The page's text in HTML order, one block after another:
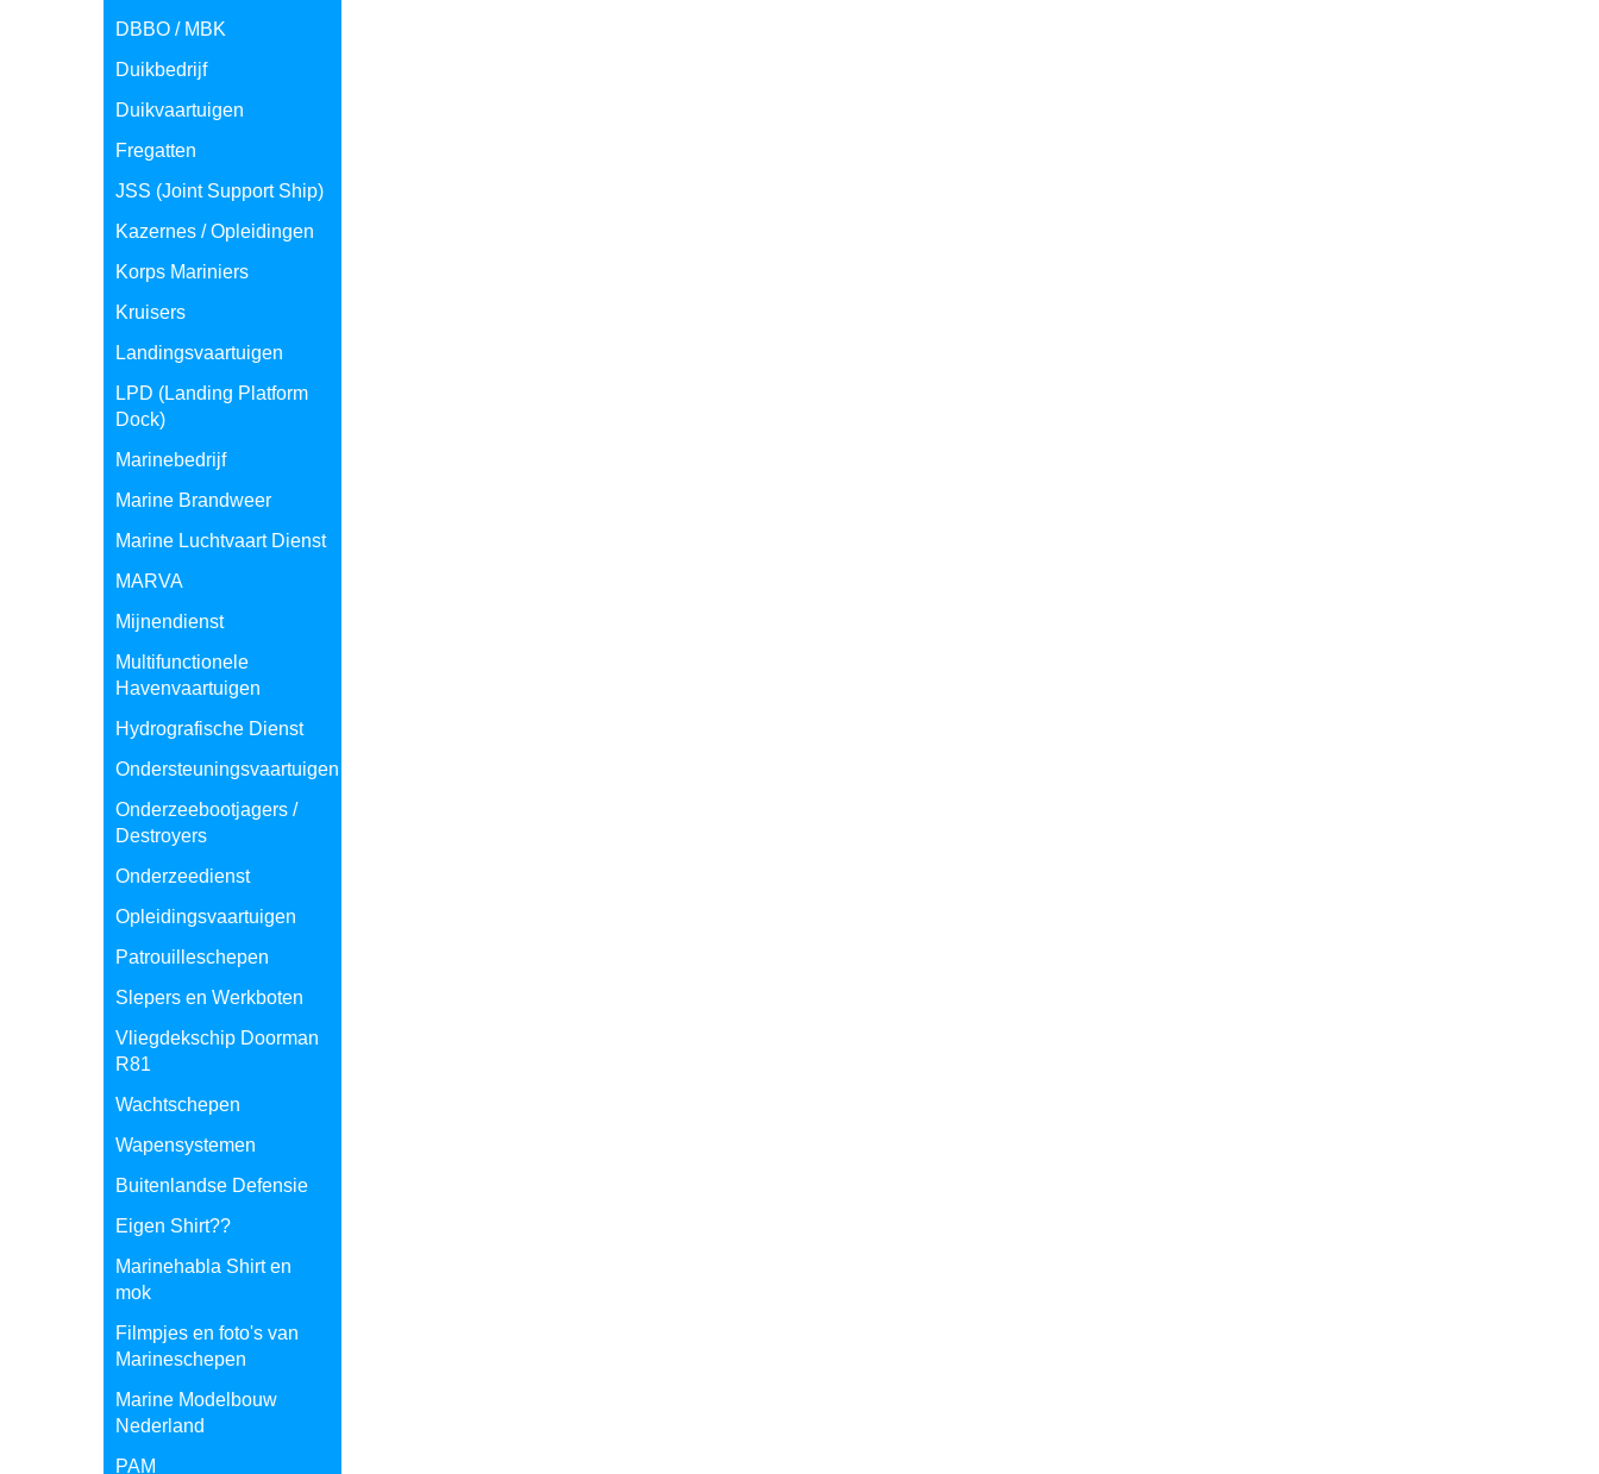
DBBO / MBK
Duikbedrijf
Duikvaartuigen
Fregatten
JSS (Joint Support Ship)
Kazernes / Opleidingen
Korps Mariniers
Kruisers
Landingsvaartuigen
LPD (Landing Platform
Dock)
Marinebedrijf
Marine Brandweer
Marine Luchtvaart Dienst
MARVA
Mijnendienst
Multifunctionele
Havenvaartuigen
Hydrografische Dienst
Ondersteuningsvaartuigen
Onderzeebootjagers /
Destroyers
Onderzeedienst
Opleidingsvaartuigen
Patrouilleschepen
Slepers en Werkboten
Vliegdekschip Doorman
R81
Wachtschepen
Wapensystemen
Buitenlandse Defensie
Eigen Shirt??
Marinehabla Shirt en
mok
Filmpjes en foto's van
Marineschepen
Marine Modelbouw
Nederland
PAM